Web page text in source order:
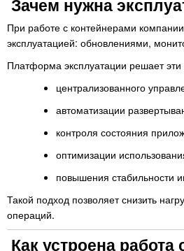
При работе с контейнерами
эксплуатацией: обновлениями,
Платформа эксплуатации решает эти
централизованного
автоматизации
контроля состояния
оптимизации
повышения стабильности
Такой подход позволяет снизить
операций.
Как устроена